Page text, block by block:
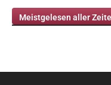
Meistgelesen aller